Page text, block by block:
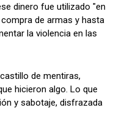
dinero fue utilizado "en
de armas y hasta
la violencia en las
de mentiras,
hicieron algo. Lo que
y sabotaje, disfrazada